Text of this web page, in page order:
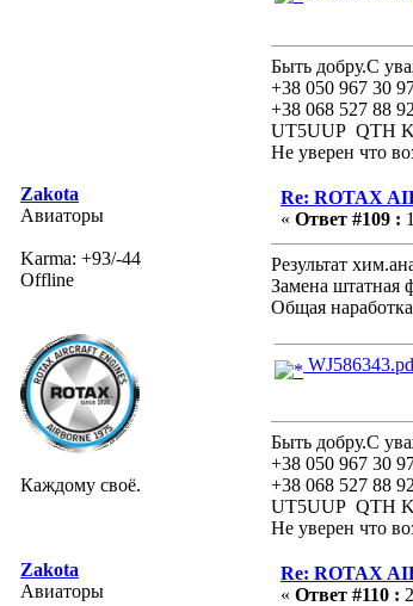
Быть добру.С
+38 050 967 30
+38 068 527 88 92
UT5UUP QTH
Не уверен что
Zakota
Авиаторы
Karma: +93/-44
Offline
Каждому своё.
Re: ROTAX
« Ответ #109 :
Результат
Замена штатная
Общая
Быть добру.С
+38 050 967 30
+38 068 527 88 92
UT5UUP QTH
Не уверен что
Zakota
Авиаторы
Re: ROTAX
« Ответ #110 :